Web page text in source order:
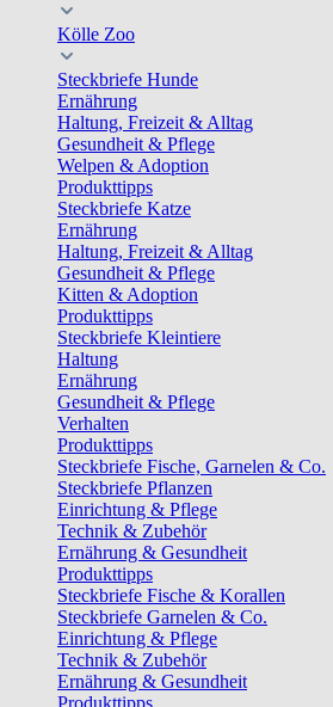
Kölle Zoo
Steckbriefe Hunde
Ernährung
Haltung, Freizeit & Alltag
Gesundheit & Pflege
Welpen & Adoption
Produkttipps
Steckbriefe Katze
Ernährung
Haltung, Freizeit & Alltag
Gesundheit & Pflege
Kitten & Adoption
Produkttipps
Steckbriefe Kleintiere
Haltung
Ernährung
Gesundheit & Pflege
Verhalten
Produkttipps
Steckbriefe Fische, Garnelen & Co.
Steckbriefe Pflanzen
Einrichtung & Pflege
Technik & Zubehör
Ernährung & Gesundheit
Produkttipps
Steckbriefe Fische & Korallen
Steckbriefe Garnelen & Co.
Einrichtung & Pflege
Technik & Zubehör
Ernährung & Gesundheit
Produkttipps